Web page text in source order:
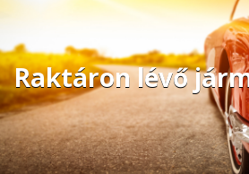
Raktáron lévő